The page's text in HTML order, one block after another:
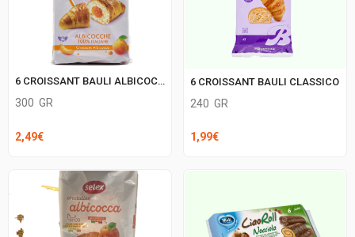
6 CROISSANT BAULI ALBICOCCA
300 GR
2,49€
6 CROISSANT BAULI CLASSICO
240 GR
1,99€